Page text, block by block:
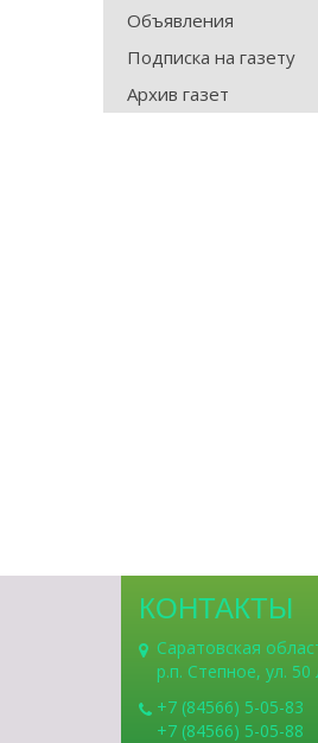
Объявления
Подписка на газету
Архив газет
КОНТАКТЫ
Саратовская
р.п. Степное, ул.
+7 (84566) 5-05-83
+7 (84566) 5-05-88